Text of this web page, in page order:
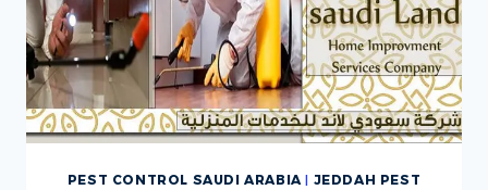
PEST CONTROL SAUDI ARABIA| JEDDAH PEST